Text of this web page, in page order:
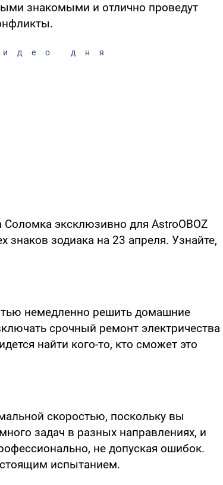
знакомыми и отлично проведут
дня
Соломка эксклюзивно для AstroOBOZ
знаков зодиака на 23 апреля. Узнайте,
немедленно решить домашние
срочный ремонт электричества
найти кого-то, кто сможет это
скоростью, поскольку вы
задач в разных направлениях, и
не допуская ошибок.
испытанием.